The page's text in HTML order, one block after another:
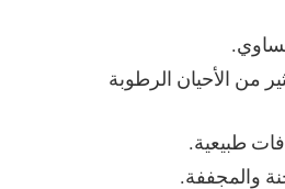
من الأحيان الرطوبة
طبيعية.
والمجففة.